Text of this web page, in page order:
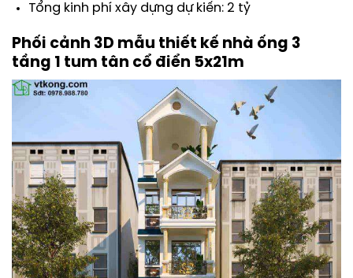
Tổng kinh phí xây dựng dự kiến: 2 tỷ
Phối cảnh 3D mẫu thiết kế nhà ống 3
tầng 1 tum tân cổ điển 5x21m